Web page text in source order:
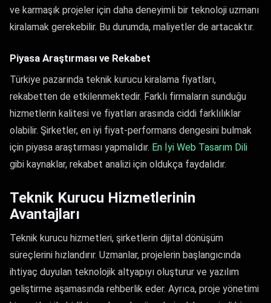
ve karmaşık projeler için daha deneyimli bir teknoloji uzmanı
kiralamak gerekebilir. Bu durumda, maliyetler de artacaktır.
Piyasa Araştırması ve Rekabet
Türkiye pazarında teknik kurucu kiralama fiyatları,
rekabetten de etkilenmektedir. Farklı firmaların sunduğu
hizmetlerin kalitesi ve fiyatları arasında ciddi farklılıklar
olabilir. Şirketler, en iyi fiyat-performans dengesini bulmak
için piyasa araştırması yapmalıdır. En İyi Web Tasarım Dili
gibi kaynaklar, rekabet analizi için oldukça faydalıdır.
Teknik Kurucu Hizmetlerinin
Avantajları
Teknik kurucu hizmetleri, şirketlerin dijital dönüşüm
süreçlerini hızlandırır. Uzmanlar, projelerin başlangıcında
ihtiyaç duyulan teknolojik altyapıyı oluşturur ve yazılım
geliştirme aşamasında rehberlik eder. Ayrıca, proje yönetimi